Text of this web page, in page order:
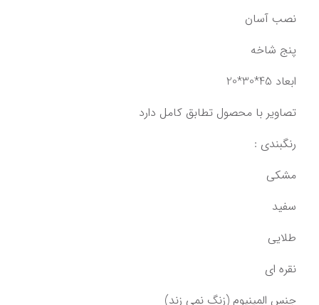
نصب آسان
پنج شاخه
ابعاد 45*30*20
تصاویر با محصول تطابق کامل دارد
رنگبندی :
مشکی
سفید
طلایی
نقره ای
جنس المینیوم (زنگ نمی زند)